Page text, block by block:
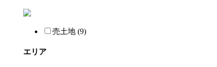
売土地 (9)
エリア